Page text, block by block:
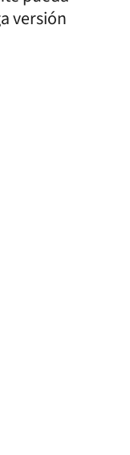
versión